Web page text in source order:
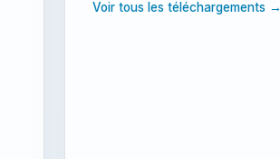
Voir tous les téléchargements →